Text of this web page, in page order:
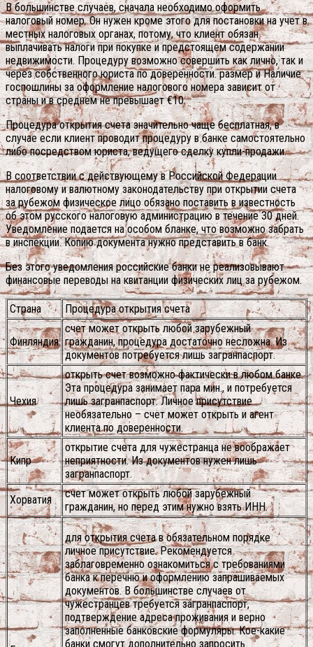
В большинстве случаев, сначала необходимо оформить
налоговый номер. Он нужен кроме этого для постановки на учет в
местных налоговых органах, потому, что клиент обязан
выплачивать налоги при покупке и предстоящем содержании
недвижимости. Процедуру возможно совершить как лично, так и
через собственного юриста по доверенности. размер и Наличие
госпошлины за оформление налогового номера зависит от
страны и в среднем не превышает €10.
Процедура открытия счета значительно чаще бесплатная, в
случае если клиент проводит процедуру в банке самостоятельно
либо посредством юриста, ведущего сделку купли-продажи.
В соответствии с действующему в Российской Федерации
налоговому и валютному законодательству при открытии счета
за рубежом физическое лицо обязано поставить в известность
об этом русского налоговую администрацию в течение 30 дней.
Уведомление подается на особом бланке, что возможно забрать
в инспекции. Копию документа нужно представить в банк.
Без этого уведомления российские банки не реализовывают
финансовые переводы на квитанции физических лиц за рубежом.
Страна Процедура открытия счета
Финляндия
счет может открыть любой зарубежный
гражданин, процедура достаточно несложна. Из
документов потребуется лишь загранпаспорт.
Чехия
открыть счет возможно фактически в любом банке.
Эта процедура занимает пара мин., и потребуется
лишь загранпаспорт. Личное присутствие
необязательно – счет может открыть и агент
клиента по доверенности.
Кипр
открытие счета для чужестранца не воображает
неприятности. Из документов нужен лишь
загранпаспорт.
Хорватия
счет может открыть любой зарубежный
гражданин, но перед этим нужно взять ИНН.
для открытия счета в обязательном порядке
личное присутствие. Рекомендуется
заблаговременно ознакомиться с требованиями
банка к перечню и оформлению запрашиваемых
документов. В большинстве случаев от
чужестранцев требуется загранпаспорт,
подтверждение адреса проживания и верно
заполненные банковские формуляры. Кое-какие
банки смогут дополнительно запросить